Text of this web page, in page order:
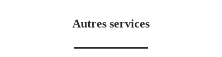
Autres services